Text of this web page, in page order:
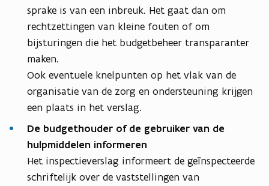
sprake is van een inbreuk. Het gaat dan om
rechtzettingen van kleine fouten of om
bijsturingen die het budgetbeheer transparanter
maken.
Ook eventuele knelpunten op het vlak van de
organisatie van de zorg en ondersteuning krijgen
een plaats in het verslag.
De budgethouder of de gebruiker van de
hulpmiddelen informeren
Het inspectieverslag informeert de geïnspecteerde
schriftelijk over de vaststellingen van